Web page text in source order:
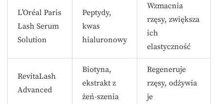
L’Oréal Paris
Lash Serum
Solution
Peptydy,
kwas
hialuronowy
Wzmacnia
rzęsy, zwiększa
ich
elastyczność
RevitaLash
Advanced
Biotyna,
ekstrakt z
żeń-szenia
Regeneruje
rzęsy, odżywia
je